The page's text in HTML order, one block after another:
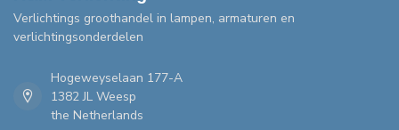
Verlichtings groothandel in lampen, armaturen en
verlichtingsonderdelen
Hogeweyselaan 177-A
1382 JL Weesp
the Netherlands